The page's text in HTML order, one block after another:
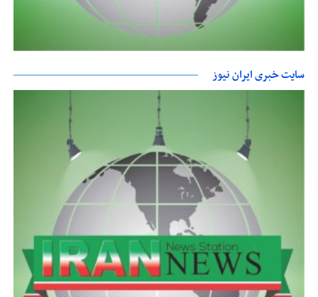
سایت خبری ایران نیوز